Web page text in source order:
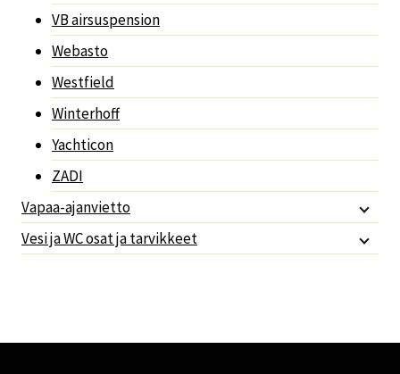
VB airsuspension
Webasto
Westfield
Winterhoff
Yachticon
ZADI
Vapaa-ajanvietto
Vesi ja WC osat ja tarvikkeet